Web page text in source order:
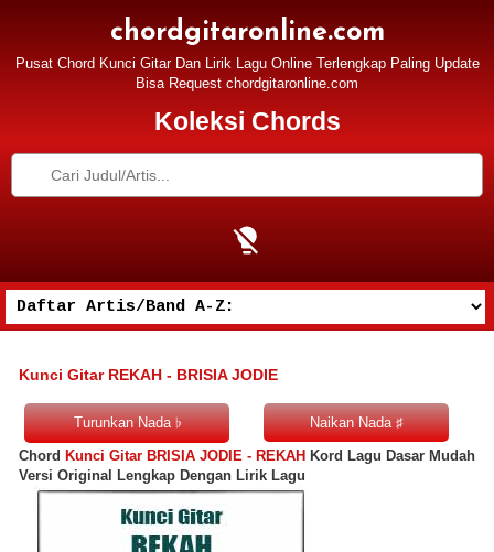
chordgitaronline.com
Pusat Chord Kunci Gitar Dan Lirik Lagu Online Terlengkap Paling Update
Bisa Request chordgitaronline.com
Koleksi Chords
Kunci Gitar REKAH - BRISIA JODIE
Chord Kunci Gitar BRISIA JODIE - REKAH Kord Lagu Dasar Mudah
Versi Original Lengkap Dengan Lirik Lagu